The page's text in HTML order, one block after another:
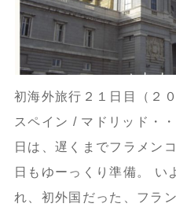
初海外旅行２１日目（２
スペイン / マドリッド・
日は、遅くまでフラメン
日もゆーっくり準備。 い
れ、初外国だった、フラ